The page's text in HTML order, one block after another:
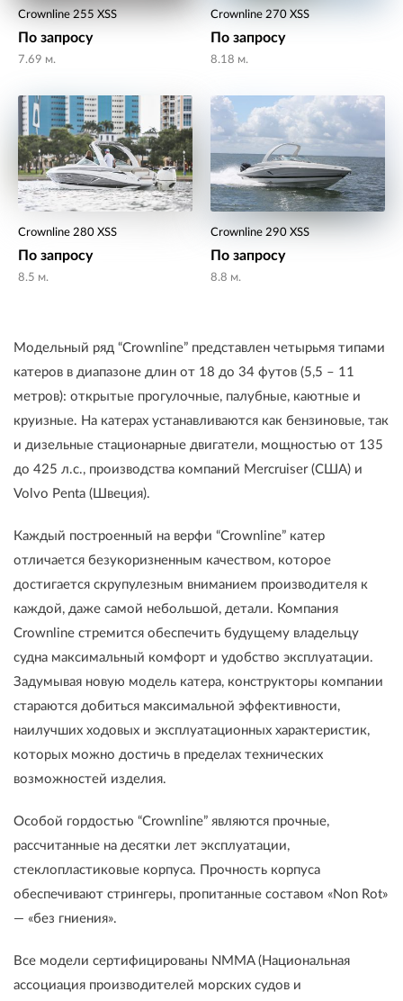
Crownline 255 XSS
По запросу
7.69 м.
Crownline 270 XSS
По запросу
8.18 м.
Crownline 280 XSS
По запросу
8.5 м.
Crownline 290 XSS
По запросу
8.8 м.
Модельный ряд “Crownline” представлен четырьмя типами
катеров в диапазоне длин от 18 до 34 футов (5,5 – 11
метров): открытые прогулочные, палубные, каютные и
круизные. На катерах устанавливаются как бензиновые, так
и дизельные стационарные двигатели, мощностью от 135
до 425 л.с., производства компаний Mercruiser (США) и
Volvo Penta (Швеция).
Каждый построенный на верфи “Crownline” катер
отличается безукоризненным качеством, которое
достигается скрупулезным вниманием производителя к
каждой, даже самой небольшой, детали. Компания
Crownline стремится обеспечить будущему владельцу
судна максимальный комфорт и удобство эксплуатации.
Задумывая новую модель катера, конструкторы компании
стараются добиться максимальной эффективности,
наилучших ходовых и эксплуатационных характеристик,
которых можно достичь в пределах технических
возможностей изделия.
Особой гордостью “Crownline” являются прочные,
рассчитанные на десятки лет эксплуатации,
стеклопластиковые корпуса. Прочность корпуса
обеспечивают стрингеры, пропитанные составом «Non Rot»
— «без гниения».
Все модели сертифицированы NMMA (Национальная
ассоциация производителей морских судов и